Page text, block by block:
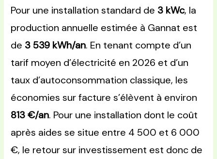
Pour une installation standard de 3 kWc, la
production annuelle estimée à Gannat est
de 3 539 kWh/an. En tenant compte d’un
tarif moyen d’électricité en 2026 et d’un
taux d’autoconsommation classique, les
économies sur facture s’élèvent à environ
813 €/an. Pour une installation dont le coût
après aides se situe entre 4 500 et 6 000
€, le retour sur investissement est donc de